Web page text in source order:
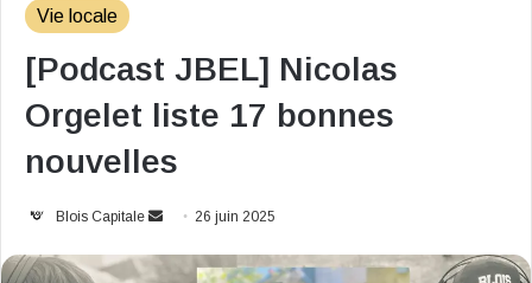
Vie locale
[Podcast JBEL] Nicolas
Orgelet liste 17 bonnes
nouvelles
Blois Capitale
Envoyer
courriel
26 juin 2025